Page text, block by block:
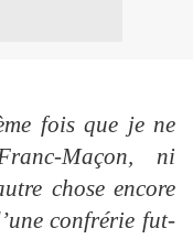
fois que je ne
Maçon, ni
chose encore
confrérie fut-